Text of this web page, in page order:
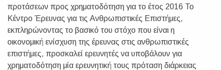
προτάσεων προς χρηματοδότηση για το έτος 2016 Το
Κέντρο Έρευνας για τις Ανθρωπιστικές Επιστήμες,
εκπληρώνοντας το βασικό του στόχο που είναι η
οικονομική ενίσχυση της έρευνας στις ανθρωπιστικές
επιστήμες, προσκαλεί ερευνητές να υποβάλουν για
χρηματοδότηση μία ερευνητική τους πρόταση διάρκειας